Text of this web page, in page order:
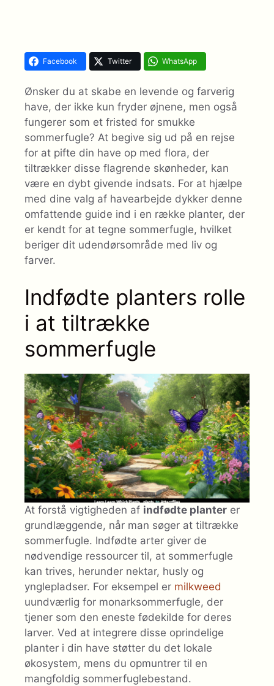
Facebook Twitter WhatsApp
Ønsker du at skabe en levende og farverig
have, der ikke kun fryder øjnene, men også
fungerer som et fristed for smukke
sommerfugle? At begive sig ud på en rejse
for at pifte din have op med flora, der
tiltrækker disse flagrende skønheder, kan
være en dybt givende indsats. For at hjælpe
med dine valg af havearbejde dykker denne
omfattende guide ind i en række planter, der
er kendt for at tegne sommerfugle, hvilket
beriger dit udendørsområde med liv og
farver.
Indfødte planters rolle
i at tiltrække
sommerfugle
At forstå vigtigheden af indfødte planter er
grundlæggende, når man søger at tiltrække
sommerfugle. Indfødte arter giver de
nødvendige ressourcer til, at sommerfugle
kan trives, herunder nektar, husly og
ynglepladser. For eksempel er milkweed
uundværlig for monarksommerfugle, der
tjener som den eneste fødekilde for deres
larver. Ved at integrere disse oprindelige
planter i din have støtter du det lokale
økosystem, mens du opmuntrer til en
mangfoldig sommerfuglebestand.